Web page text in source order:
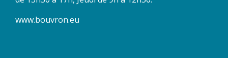
www.bouvron.eu